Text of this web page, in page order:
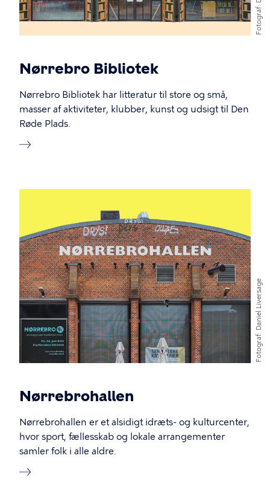
Fotograf
Nørrebro Bibliotek
Nørrebro Bibliotek har litteratur til store og små,
masser af aktiviteter, klubber, kunst og udsigt til Den
Røde Plads.
Fotograf
Daniel Liversage
Nørrebrohallen
Nørrebrohallen er et alsidigt idræts- og kulturcenter,
hvor sport, fællesskab og lokale arrangementer
samler folk i alle aldre.